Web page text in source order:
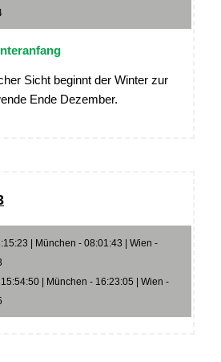
Sicht beginnt der Winter zur
Ende Dezember.
| München - 08:01:43 | Wien -
| München - 16:23:05 | Wien -